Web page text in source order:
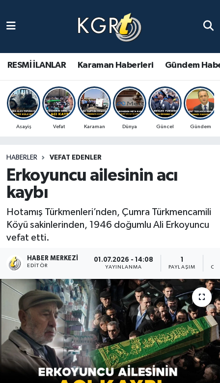
RESMİ İLANLAR Karaman Haberleri Gündem
Asayiş Vefat Karaman Dünya Güncel Gündem
HABERLER VEFAT EDENLER
Erkoyuncu ailesinin acı
kaybı
Hotamış Türkmenleri’nden, Çumra Türkmencamili
Köyü sakinlerinden, 1946 doğumlu Ali Erkoyuncu
vefat etti.
HABER MERKEZI
EDITÖR
01.07.2026 - 14:08
YAYINLANMA
1
PAYLAŞIM
Gündem Haberleri
Güncel Haberler
Spor Haberleri
Ulusal Haberler
Vefat Edenler